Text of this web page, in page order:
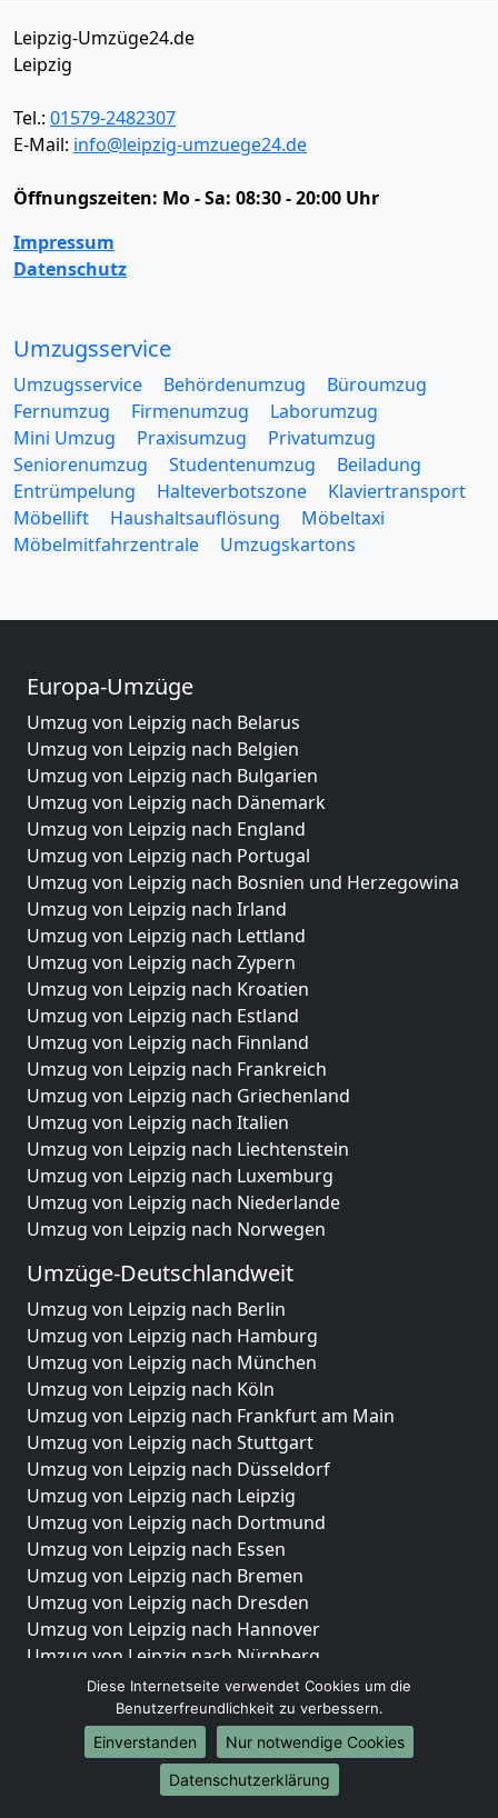
Leipzig-Umzüge24.de
Leipzig
Tel.: 01579-2482307
E-Mail: info@leipzig-umzuege24.de
Öffnungszeiten: Mo - Sa: 08:30 - 20:00 Uhr
Impressum
Datenschutz
Umzugsservice
Umzugsservice Behördenumzug
Büroumzug
Fernumzug
Firmenumzug
Laborumzug
Mini Umzug
Praxisumzug
Privatumzug
Seniorenumzug
Studentenumzug
Beiladung
Entrümpelung
Halteverbotszone
Klaviertransport
Möbellift
Haushaltsauflösung
Möbeltaxi
Möbelmitfahrzentrale
Umzugskartons
Europa-Umzüge
Umzug von Leipzig nach Belarus
Umzug von Leipzig nach Belgien
Umzug von Leipzig nach Bulgarien
Umzug von Leipzig nach Dänemark
Umzug von Leipzig nach England
Umzug von Leipzig nach Portugal
Umzug von Leipzig nach Bosnien und Herzegowina
Umzug von Leipzig nach Irland
Umzug von Leipzig nach Lettland
Umzug von Leipzig nach Zypern
Umzug von Leipzig nach Kroatien
Umzug von Leipzig nach Estland
Umzug von Leipzig nach Finnland
Umzug von Leipzig nach Frankreich
Umzug von Leipzig nach Griechenland
Umzug von Leipzig nach Italien
Umzug von Leipzig nach Liechtenstein
Umzug von Leipzig nach Luxemburg
Umzug von Leipzig nach Niederlande
Umzug von Leipzig nach Norwegen
Umzüge-Deutschlandweit
Umzug von Leipzig nach Berlin
Umzug von Leipzig nach Hamburg
Umzug von Leipzig nach München
Umzug von Leipzig nach Köln
Umzug von Leipzig nach Frankfurt am Main
Umzug von Leipzig nach Stuttgart
Umzug von Leipzig nach Düsseldorf
Umzug von Leipzig nach Leipzig
Umzug von Leipzig nach Dortmund
Umzug von Leipzig nach Essen
Umzug von Leipzig nach Bremen
Umzug von Leipzig nach Dresden
Umzug von Leipzig nach Hannover
Umzug von Leipzig nach Nürnberg
Umzug von Leipzig nach Duisburg
Umzug von Leipzig nach Bochum
Umzug von Leipzig nach Wuppertal
Umzug von Leipzig nach Bielefeld
Umzug von Leipzig nach Bonn
Diese Internetseite verwendet Cookies um die
Benutzerfreundlichkeit zu verbessern.
Einverstanden
Nur notwendige Cookies
Datenschutzerklärung